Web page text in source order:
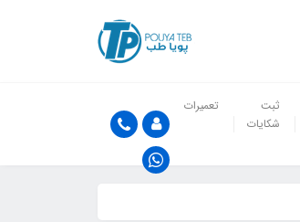
ثبت
شکایات
تعمیرات